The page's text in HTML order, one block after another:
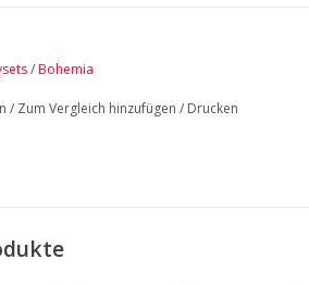
/Bohemia
/ Zum Vergleich hinzufügen / Drucken